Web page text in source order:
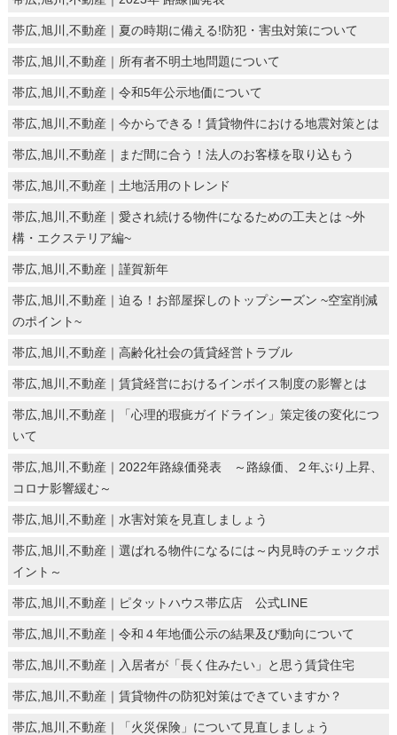
帯広,旭川,不動産｜夏の時期に備える!防犯・害虫対策について
帯広,旭川,不動産｜所有者不明土地問題について
帯広,旭川,不動産｜令和5年公示地価について
帯広,旭川,不動産｜今からできる！賃貸物件における地震対策とは
帯広,旭川,不動産｜まだ間に合う！法人のお客様を取り込もう
帯広,旭川,不動産｜土地活用のトレンド
帯広,旭川,不動産｜愛され続ける物件になるための工夫とは ~外
構・エクステリア編~
帯広,旭川,不動産｜謹賀新年
帯広,旭川,不動産｜迫る！お部屋探しのトップシーズン ~空室削減
のポイント~
帯広,旭川,不動産｜高齢化社会の賃貸経営トラブル
帯広,旭川,不動産｜賃貸経営におけるインボイス制度の影響とは
帯広,旭川,不動産｜「心理的瑕疵ガイドライン」策定後の変化につ
いて
帯広,旭川,不動産｜2022年路線価発表 ～路線価、２年ぶり上昇、
コロナ影響緩む～
帯広,旭川,不動産｜水害対策を見直しましょう
帯広,旭川,不動産｜選ばれる物件になるには～内見時のチェックポ
イント～
帯広,旭川,不動産｜ピタットハウス帯広店 公式LINE
帯広,旭川,不動産｜令和４年地価公示の結果及び動向について
帯広,旭川,不動産｜入居者が「長く住みたい」と思う賃貸住宅
帯広,旭川,不動産｜賃貸物件の防犯対策はできていますか？
帯広,旭川,不動産｜「火災保険」について見直しましょう